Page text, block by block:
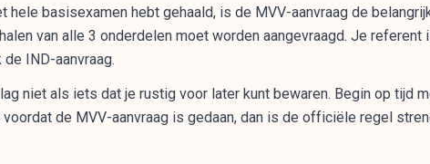
hele basisexamen hebt gehaald, is de MVV-aanvraag de
van alle 3 onderdelen moet worden aangevraagd. Je
IND-aanvraag.
niet als iets dat je rustig voor later kunt bewaren. Begin op tijd
voordat de MVV-aanvraag is gedaan, dan is de officiële regel